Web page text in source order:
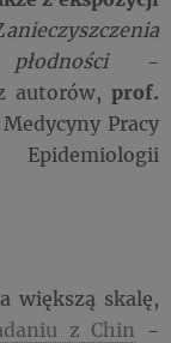
anieczyszczenia
-
autorów, prof.
Pracy
większą skalę,
z Chin
-